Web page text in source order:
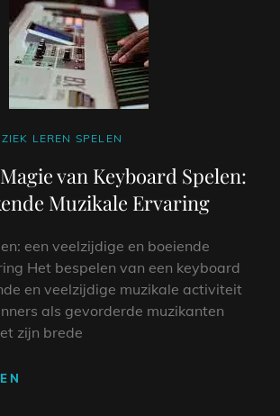
LEREN SPELEN
van Keyboard Spelen:
Muzikale Ervaring
een veelzijdige en boeiende
Het bespelen van een keyboard
en veelzijdige muzikale activiteit
als gevorderde muzikanten
zijn brede